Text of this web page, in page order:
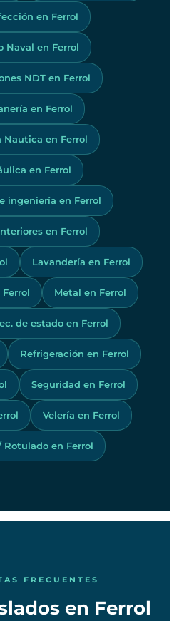
en Ferrol
Naval en Ferrol
NDT en Ferrol
en Ferrol
Nautica en Ferrol
en Ferrol
ingeniería en Ferrol
en Ferrol
Lavandería en Ferrol
Metal en Ferrol
de estado en Ferrol
Refrigeración en Ferrol
Seguridad en Ferrol
Velería en Ferrol
Rotulado en Ferrol
FRECUENTES
en Ferrol